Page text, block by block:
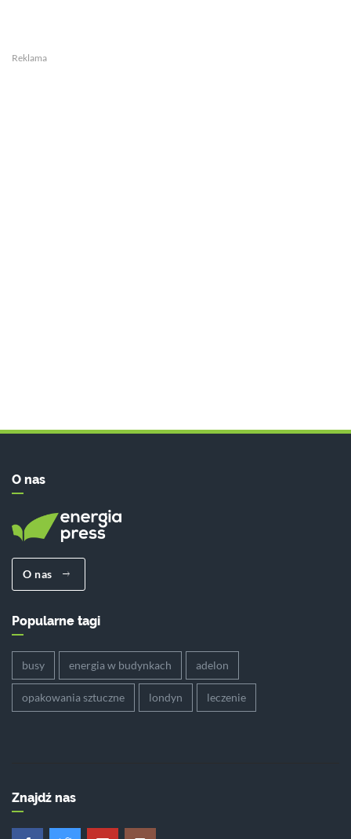
Reklama
O nas
O nas
Popularne tagi
busy energia w budynkach adelon
opakowania sztuczne londyn leczenie
Znajdź nas